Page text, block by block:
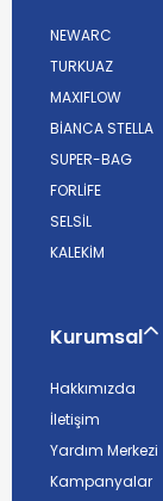
NEWARC
TURKUAZ
MAXIFLOW
BİANCA STELLA
SUPER-BAG
FORLİFE
SELSİL
KALEKİM
Kurumsal
Hakkımızda
İletişim
Yardım Merkezi
Kampanyalar